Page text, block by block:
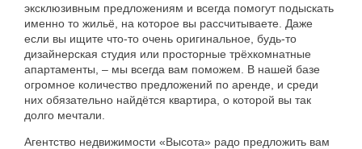
эксклюзивным предложениям и всегда помогут подыскать
именно то жильё на которое вы рассчитываете
Даже
если вы ищите что-то очень оригинальное будь-то
дизайнерская студия или просторные трёхкомнатные
апартаменты , – мы всегда вам поможем В нашей базе
огромное количество предложений по аренде и среди
них обязательно найдётся квартира о которой вы так
долго мечтали
Агентство недвижимости «Высота» радо предложить вам